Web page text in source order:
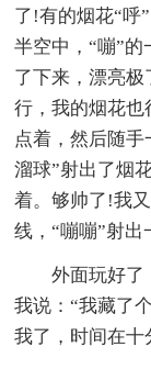
了!有的烟花“呼
半空中，“嘣”
了下来，漂亮
行，我的烟花也
点着，然后随手
溜球”射出了烟
着。够帅了!我
线，“嘣嘣”射
外面玩好了
我说：“我藏了
我了，时间在十